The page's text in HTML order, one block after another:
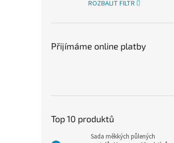
ROZBALIT FILTR
Přijímáme online platby
Top 10 produktů
Sada měkkých půlených